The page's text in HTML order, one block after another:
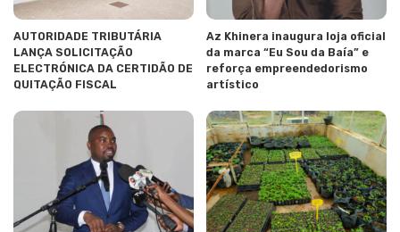
AUTORIDADE TRIBUTÁRIA
LANÇA SOLICITAÇÃO
ELECTRÓNICA DA CERTIDÃO DE
QUITAÇÃO FISCAL
Az Khinera inaugura loja oficial
da marca “Eu Sou da Baía” e
reforça empreendedorismo
artístico